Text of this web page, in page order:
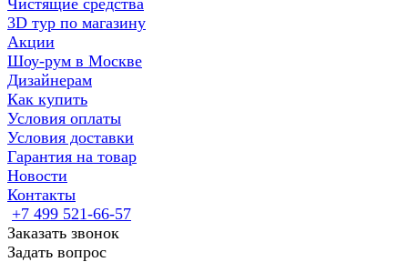
Чистящие средства
3D тур по магазину
Акции
Шоу-рум в Москве
Дизайнерам
Как купить
Условия оплаты
Условия доставки
Гарантия на товар
Новости
Контакты
+7 499 521-66-57
Заказать звонок
Задать вопрос